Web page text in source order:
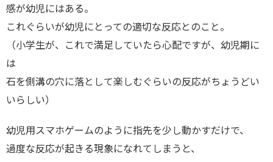
感が幼児にはある。
これぐらいが幼児にとっての適切な反応とのこと。
（小学生が、これで満足していたら心配ですが、幼児期に
は
石を側溝の穴に落として楽しむぐらいの反応がちょうどい
いらしい）
幼児用スマホゲームのように指先を少し動かすだけで、
過度な反応が起きる現象になれてしまうと、